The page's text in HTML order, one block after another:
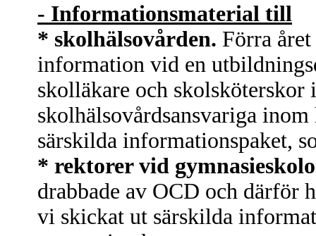
- Informationsmaterial till
* skolhälsovården. Förra
information vid en
skolläkare och skolsköterskor
skolhälsovårdsansvariga
särskilda informationspaket,
* rektorer vid
drabbade av OCD och därför
vi skickat ut särskilda